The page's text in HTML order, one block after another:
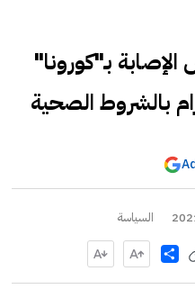
بـ"كورونا"
بالشروط الصحية
السياسة
Share